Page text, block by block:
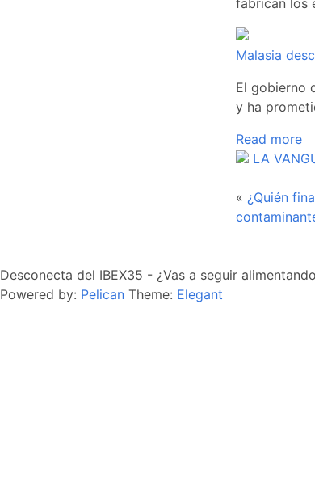
fabrican los
Malasia
El gobierno
y ha
Read more
LA
« ¿Quién
Desconecta del IBEX35 - ¿Vas a seguir
Powered by: Pelican Theme: Elegant